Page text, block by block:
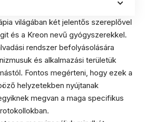
világában két jelentős szereplővel
és a Kreon nevű gyógyszerekkel.
rendszer befolyásolására
és alkalmazási területük
Fontos megérteni, hogy ezek a
helyzetekben nyújtanak
megvan a maga specifikus